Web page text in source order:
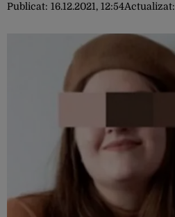
Publicat: 16.12.2021, 12:54Actualizat: